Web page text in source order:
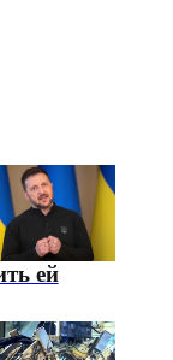
ей